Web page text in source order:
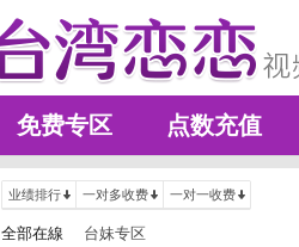
免费专区 点数充值
业绩排行 一对多收费 一对一收费
全部在線 台妹专区